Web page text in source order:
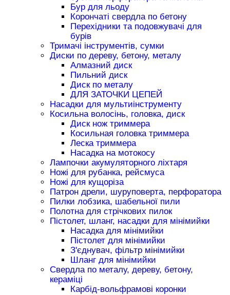
Бур для льоду
Корончаті свердла по бетону
Перехідники та подовжувачі для
бурів
Тримачі інструментів, сумки
Диски по дереву, бетону, металу
Алмазний диск
Пильний диск
Диск по металу
ДЛЯ ЗАТОЧКИ ЦЕПЕЙ
Насадки для мультиінструменту
Косильна волосінь, головка, диск
Диск нож триммера
Косильная головка триммера
Леска триммера
Насадка на мотокосу
Лампочки акумуляторного ліхтаря
Ножі для рубанка, рейсмуса
Ножі для кущоріза
Патрон дрели, шуруповерта, перфоратора
Пилки лобзика, шабельної пили
Полотна для стрічкових пилок
Пістолет, шланг, насадки для мінімийки
Насадка для мінімийки
Пістолет для мінімийки
З'єднувач, фільтр мінімийки
Шланг для мінімийки
Свердла по металу, дереву, бетону,
кераміці
Карбід-вольфрамові коронки